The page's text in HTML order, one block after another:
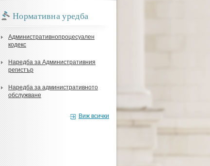
Нормативна уредба
Административнопроцесуален
кодекс
Наредба за Административния
регистър
Наредба за административното
обслужване
Виж всички